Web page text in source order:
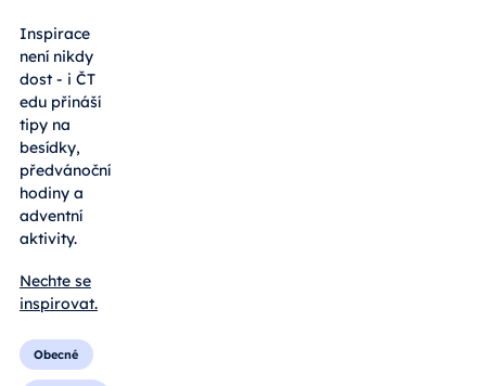
Inspirace
není nikdy
dost - i ČT
edu přináší
tipy na
besídky,
předvánoční
hodiny a
adventní
aktivity.
Nechte se
inspirovat.
Obecné